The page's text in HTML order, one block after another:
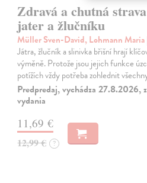
Zdravá a chutná
jater a žlučníku
Müller Sven-David, Lohmann Maria
Játra, žlučník a slinivka břišní hrají
výměně. Protože jsou jejich funkce
potížích vždy potřeba zohlednit
Predpredaj, vychádza 27.8.2026,
vydania
11,69 €
12,99 € ?